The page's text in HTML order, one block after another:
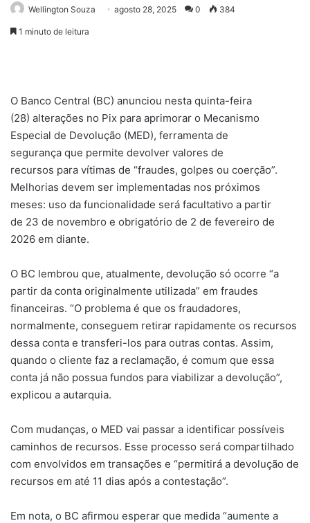
Wellington Souza agosto 28, 2025 0 384
1 minuto de leitura
O Banco Central (BC) anunciou nesta quinta-feira
(28) alterações no Pix para aprimorar o Mecanismo
Especial de Devolução (MED), ferramenta de
segurança que permite devolver valores de
recursos para vítimas de “fraudes, golpes ou coerção”.
Melhorias devem ser implementadas nos próximos
meses: uso da funcionalidade será facultativo a partir
de 23 de novembro e obrigatório de 2 de fevereiro de
2026 em diante.
O BC lembrou que, atualmente, devolução só ocorre “a
partir da conta originalmente utilizada” em fraudes
financeiras. “O problema é que os fraudadores,
normalmente, conseguem retirar rapidamente os recursos
dessa conta e transferi-los para outras contas. Assim,
quando o cliente faz a reclamação, é comum que essa
conta já não possua fundos para viabilizar a devolução”,
explicou a autarquia.
Com mudanças, o MED vai passar a identificar possíveis
caminhos de recursos. Esse processo será compartilhado
com envolvidos em transações e “permitirá a devolução de
recursos em até 11 dias após a contestação”.
Em nota, o BC afirmou esperar que medida “aumente a